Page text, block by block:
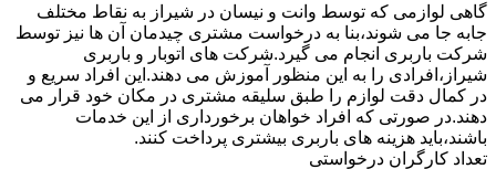
گاهی لوازمی که توسط وانت و نیسان در شیراز به نقاط مختلف
جابه جا می شوند،بنا به درخواست مشتری چیدمان آن ها نیز توسط
شرکت باربری انجام می گیرد.شرکت های اتوبار و باربری
شیراز،افرادی را به این منظور آموزش می دهند.این افراد سریع و
در کمال دقت لوازم را طبق سلیقه مشتری در مکان خود قرار می
دهند.در صورتی که افراد خواهان برخورداری از این خدمات
باشند،باید هزینه های باربری بیشتری پرداخت کنند.
تعداد کارگران درخواستی